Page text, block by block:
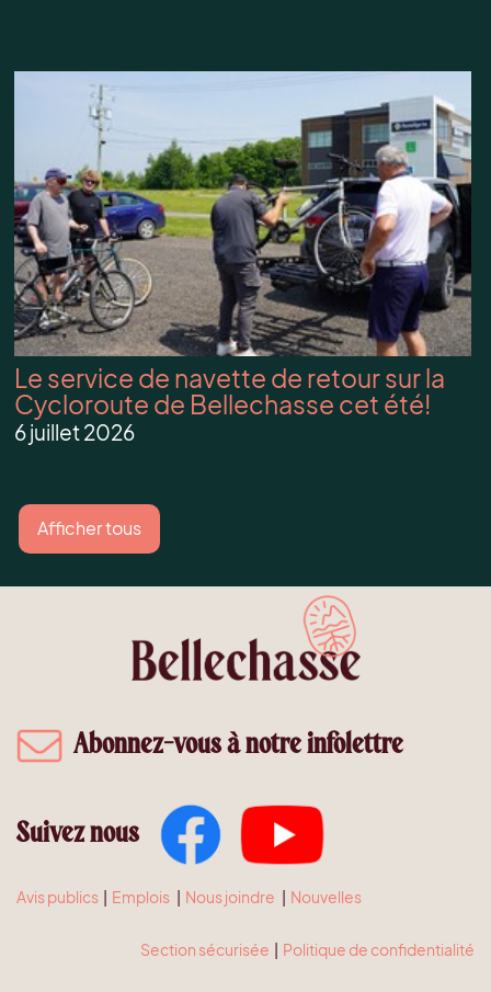
Le service de navette de retour sur la
Cycloroute de Bellechasse cet été!
6 juillet 2026
Afficher tous
Abonnez-vous à notre infolettre
Suivez nous
Avis publics | Emplois | Nous joindre | Nouvelles
Section sécurisée | Politique de confidentialité